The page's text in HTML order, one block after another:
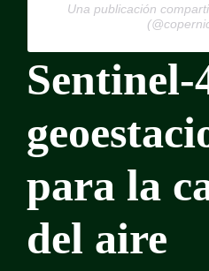
Una publicación
Sentinel-
para la
del aire